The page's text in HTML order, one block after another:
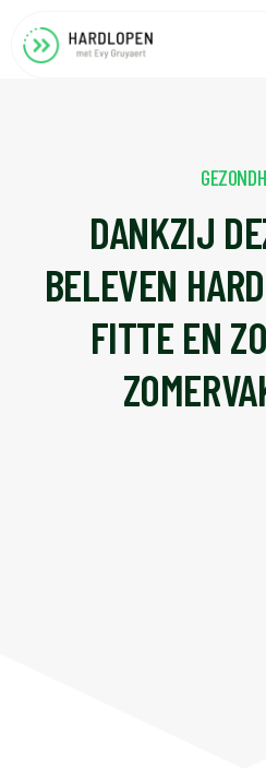
DANKZIJ
BELEVEN
FITTE EN